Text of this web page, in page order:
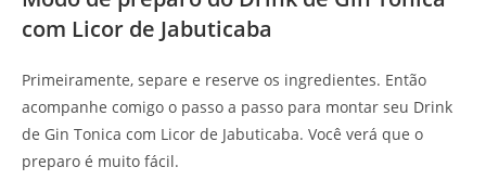
com Licor de Jabuticaba
Primeiramente, separe e reserve os ingredientes. Então
acompanhe comigo o passo a passo para montar seu Drink
de Gin Tonica com Licor de Jabuticaba. Você verá que o
preparo é muito fácil.